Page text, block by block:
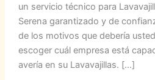
un servicio técnico para
Serena garantizado y de
de los motivos que debería
escoger cuál empresa está
avería en su Lavavajillas. […]